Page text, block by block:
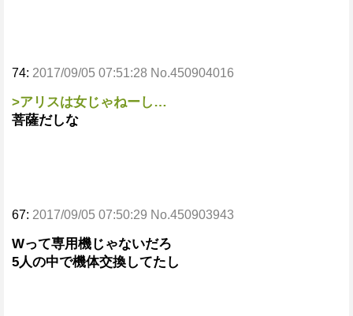
74: 2017/09/05 07:51:28 No.450904016
>アリスは女じゃねーし…
菩薩だしな
67: 2017/09/05 07:50:29 No.450903943
Wって専用機じゃないだろ
5人の中で機体交換してたし